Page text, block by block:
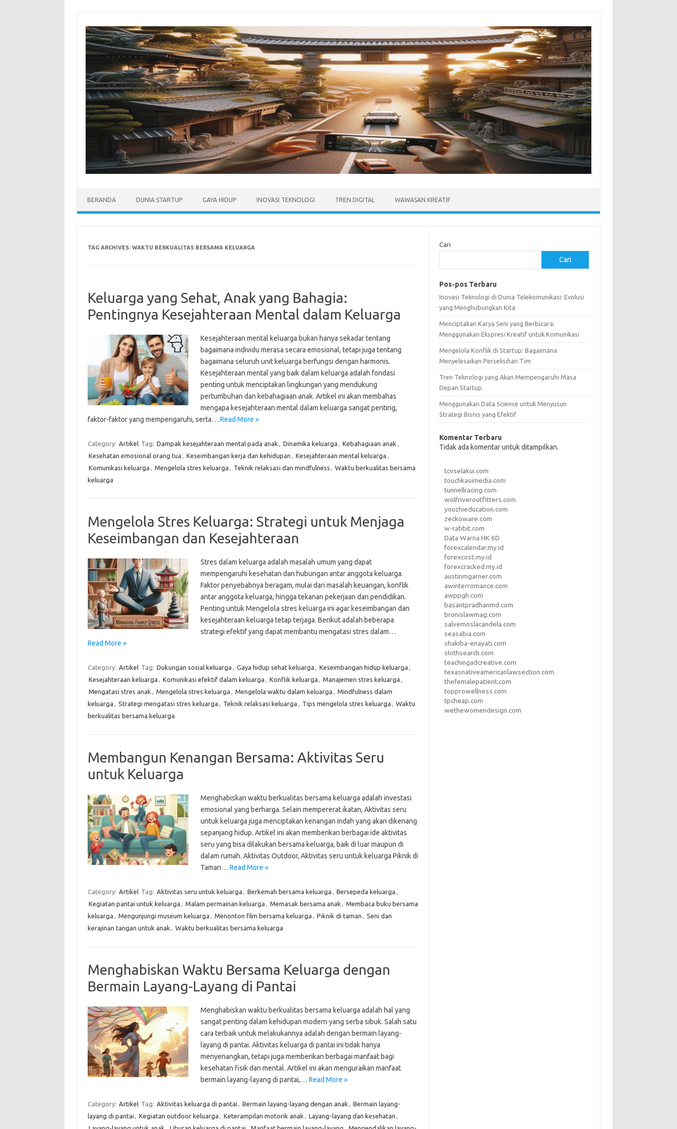
content
BERANDA DUNIA STARTUP GAYA HIDUP INOVASI TEKNOLOGI TREN DIGITAL WAWASAN KREATIF
TAG ARCHIVES: WAKTU BERKUALITAS BERSAMA KELUARGA
Keluarga yang Sehat, Anak yang Bahagia:
Pentingnya Kesejahteraan Mental dalam Keluarga
Kesejahteraan mental keluarga bukan hanya sekadar tentang
bagaimana individu merasa secara emosional, tetapi juga tentang
bagaimana seluruh unit keluarga berfungsi dengan harmonis.
Kesejahteraan mental yang baik dalam keluarga adalah fondasi
penting untuk menciptakan lingkungan yang mendukung
pertumbuhan dan kebahagiaan anak. Artikel ini akan membahas
mengapa kesejahteraan mental dalam keluarga sangat penting,
faktor-faktor yang mempengaruhi, serta… Read More »
Category: Artikel Tag: Dampak kesejahteraan mental pada anak , Dinamika keluarga , Kebahagiaan anak ,
Kesehatan emosional orang tua , Keseimbangan kerja dan kehidupan , Kesejahteraan mental keluarga ,
Komunikasi keluarga , Mengelola stres keluarga , Teknik relaksasi dan mindfulness , Waktu berkualitas bersama
keluarga
Mengelola Stres Keluarga: Strategi untuk Menjaga
Keseimbangan dan Kesejahteraan
Stres dalam keluarga adalah masalah umum yang dapat
mempengaruhi kesehatan dan hubungan antar anggota keluarga.
Faktor penyebabnya beragam, mulai dari masalah keuangan, konflik
antar anggota keluarga, hingga tekanan pekerjaan dan pendidikan.
Penting untuk Mengelola stres keluarga ini agar keseimbangan dan
kesejahteraan keluarga tetap terjaga. Berikut adalah beberapa
strategi efektif yang dapat membantu mengatasi stres dalam…
Read More »
Category: Artikel Tag: Dukungan sosial keluarga , Gaya hidup sehat keluarga , Keseimbangan hidup keluarga ,
Kesejahteraan keluarga , Komunikasi efektif dalam keluarga , Konflik keluarga , Manajemen stres keluarga ,
Mengatasi stres anak , Mengelola stres keluarga , Mengelola waktu dalam keluarga , Mindfulness dalam
keluarga , Strategi mengatasi stres keluarga , Teknik relaksasi keluarga , Tips mengelola stres keluarga , Waktu
berkualitas bersama keluarga
Membangun Kenangan Bersama: Aktivitas Seru
untuk Keluarga
Menghabiskan waktu berkualitas bersama keluarga adalah investasi
emosional yang berharga. Selain mempererat ikatan, Aktivitas seru
untuk keluarga juga menciptakan kenangan indah yang akan dikenang
sepanjang hidup. Artikel ini akan memberikan berbagai ide aktivitas
seru yang bisa dilakukan bersama keluarga, baik di luar maupun di
dalam rumah. Aktivitas Outdoor, Aktivitas seru untuk keluarga Piknik di
Taman… Read More »
Category: Artikel Tag: Aktivitas seru untuk keluarga , Berkemah bersama keluarga , Bersepeda keluarga ,
Kegiatan pantai untuk keluarga , Malam permainan keluarga , Memasak bersama anak , Membaca buku bersama
keluarga , Mengunjungi museum keluarga , Menonton film bersama keluarga , Piknik di taman , Seni dan
kerajinan tangan untuk anak , Waktu berkualitas bersama keluarga
Menghabiskan Waktu Bersama Keluarga dengan
Bermain Layang-Layang di Pantai
Menghabiskan waktu berkualitas bersama keluarga adalah hal yang
sangat penting dalam kehidupan modern yang serba sibuk. Salah satu
cara terbaik untuk melakukannya adalah dengan bermain layang-
layang di pantai. Aktivitas keluarga di pantai ini tidak hanya
menyenangkan, tetapi juga memberikan berbagai manfaat bagi
kesehatan fisik dan mental. Artikel ini akan menguraikan manfaat
bermain layang-layang di pantai,… Read More »
Category: Artikel Tag: Aktivitas keluarga di pantai , Bermain layang-layang dengan anak , Bermain layang-
layang di pantai , Kegiatan outdoor keluarga , Keterampilan motorik anak , Layang-layang dan kesehatan ,
Cari
Cari
Pos-pos Terbaru
Inovasi Teknologi di Dunia Telekomunikasi: Evolusi
yang Menghubungkan Kita
Menciptakan Karya Seni yang Berbicara:
Menggunakan Ekspresi Kreatif untuk Komunikasi
Mengelola Konflik di Startup: Bagaimana
Menyelesaikan Perselisihan Tim
Tren Teknologi yang Akan Mempengaruhi Masa
Depan Startup
Menggunakan Data Science untuk Menyusun
Strategi Bisnis yang Efektif
Komentar Terbaru
Tidak ada komentar untuk ditampilkan.
tcvselakui.com
touchkasimedia.com
tunnellracing.com
wolfriveroutfitters.com
youzhieducation.com
zeckoware.com
w-rabbit.com
Data Warna HK 6D
forexcalendar.my.id
forexcost.my.id
forexcracked.my.id
austinmgarner.com
awinterromance.com
awppgh.com
basantpradhanmd.com
bronislawmag.com
salvemoslacandela.com
seasabia.com
shakiba-enayati.com
slothsearch.com
teachingadcreative.com
texasnativeamericanlawsection.com
thefemalepatient.com
topprowellness.com
tpcheap.com
wethewomendesign.com